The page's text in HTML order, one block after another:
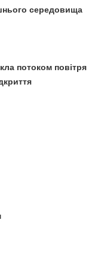
середовища
потоком повітря